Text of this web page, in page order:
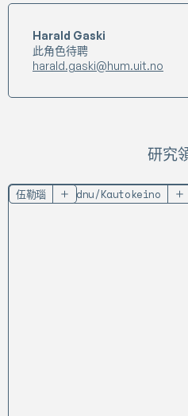
Harald Gaski
此角色待聘
harald.gaski@hum.uit.no
研究
Guovdageaidnu/Kautokeino
伍勒瑙